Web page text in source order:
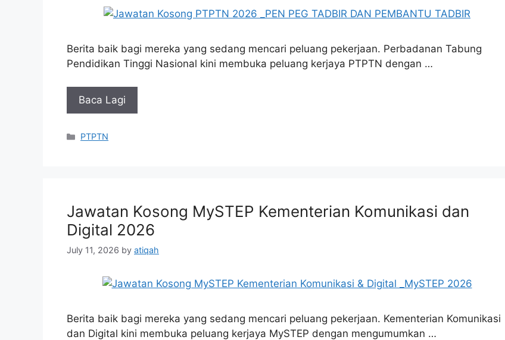
Berita baik bagi mereka yang sedang mencari peluang pekerjaan. Perbadanan Tabung
Pendidikan Tinggi Nasional kini membuka peluang kerjaya PTPTN dengan …
Baca Lagi
Categories
PTPTN
Jawatan Kosong MySTEP Kementerian Komunikasi dan
Digital 2026
July 11, 2026 by atiqah
Berita baik bagi mereka yang sedang mencari peluang pekerjaan. Kementerian Komunikasi
dan Digital kini membuka peluang kerjaya MySTEP dengan mengumumkan …